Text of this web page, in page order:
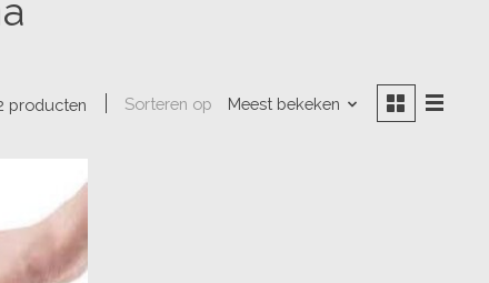
producten Sorteren op Meest bekeken